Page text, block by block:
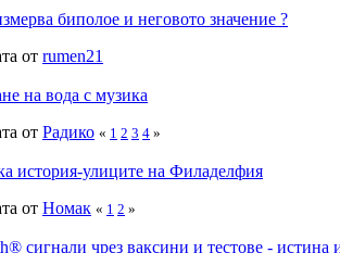
биполое и неговото значение ?
от rumen21
на вода с музика
от Радико « 1 2 3 4 »
история-улиците на Филаделфия
от Номак « 1 2 »
сигнали чрез ваксини и тестове - истина